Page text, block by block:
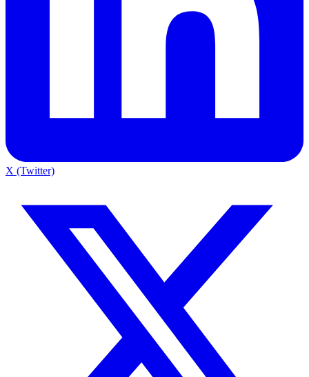
X (Twitter)